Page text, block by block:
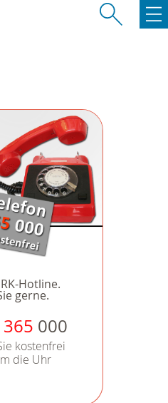
Hotline.
gerne.
365 000
kostenfrei
die Uhr